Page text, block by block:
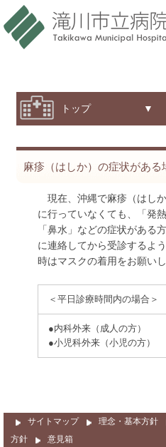
当院について
診療科・部門紹介
採用情報
交通アクセス
意見箱
診療受付時間
トップ ▼
麻疹（はしか）の症状がある
現在、沖縄で麻疹（はし
に行っていなくても、「発
「鼻水」などの症状がある
に連絡してから受診するよ
時はマスクの着用をお願いし
＜平日診療時間内の場合＞
●内科外来（成人の方）
●小児科外来（小児の方）
サイトマップ 理念・基本方針
方針
意見箱